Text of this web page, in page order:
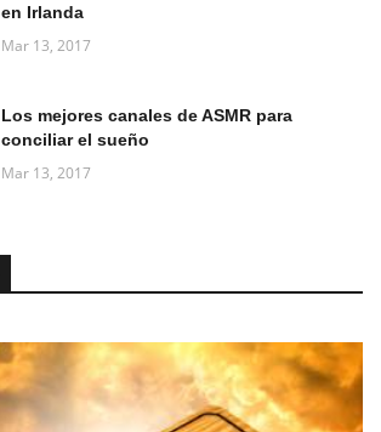
en Irlanda
Mar 13, 2017
Los mejores canales de ASMR para
conciliar el sueño
Mar 13, 2017